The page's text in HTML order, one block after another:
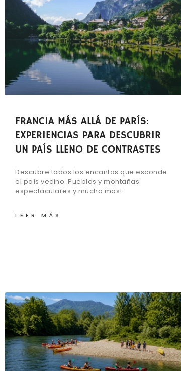
FRANCIA MÁS ALLÁ DE PARÍS:
EXPERIENCIAS PARA DESCUBRIR
UN PAÍS LLENO DE CONTRASTES
Descubre todos los encantos que esconde
el país vecino. Pueblos y montañas
espectaculares y mucho más!
LEER MÁS